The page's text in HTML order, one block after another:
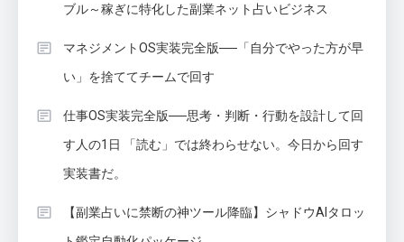
ブル～稼ぎに特化した副業ネット占いビジネス
マネジメントOS実装完全版──「自分でやった方が早
い」を捨ててチームで回す
仕事OS実装完全版──思考・判断・行動を設計して回
す人の1日 「読む」では終わらせない。今日から回す
実装書だ。
【副業占いに禁断の神ツール降臨】シャドウAIタロッ